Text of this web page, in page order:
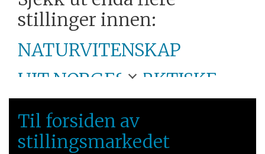
stillinger innen:
NATURVITENSKAP
UIT NORGES ARKTISKE
UNIVERSITET
NORD-NORGE
Til forsiden av
stillingsmarkedet